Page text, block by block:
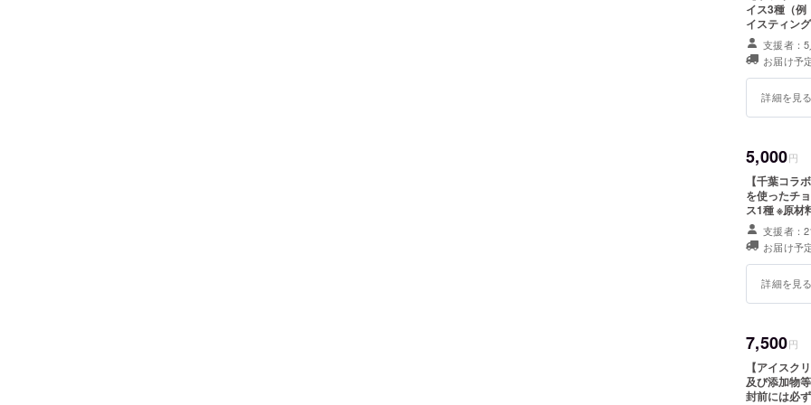
イス3種（例
イスティングガイド付き ※原材料及
のラベルに
されたラベ
支援者：
お届け予
詳細を見
5,000円
【千葉コラボアイスセット
を使ったチ
ス1種 ※原材料及び添加物等の食品表示はお届け商品のラベルに表記され
ます。 商品
書きをご確
支援者：
お届け予
詳細を見
7,500円
【アイスクリーム10個セ
及び添加物
封前には必